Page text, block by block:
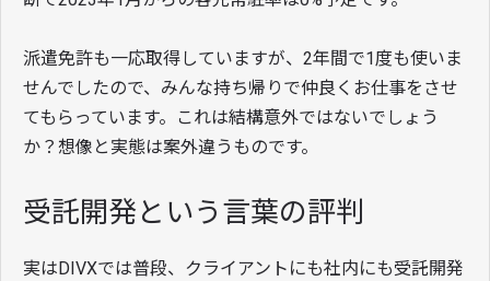
派遣免許も一応取得していますが、2年間で1度も使いま
せんでしたので、みんな持ち帰りで仲良くお仕事をさせ
てもらっています。これは結構意外ではないでしょう
か？想像と実態は案外違うものです。
受託開発という言葉の評判
実はDIVXでは普段、クライアントにも社内にも受託開発